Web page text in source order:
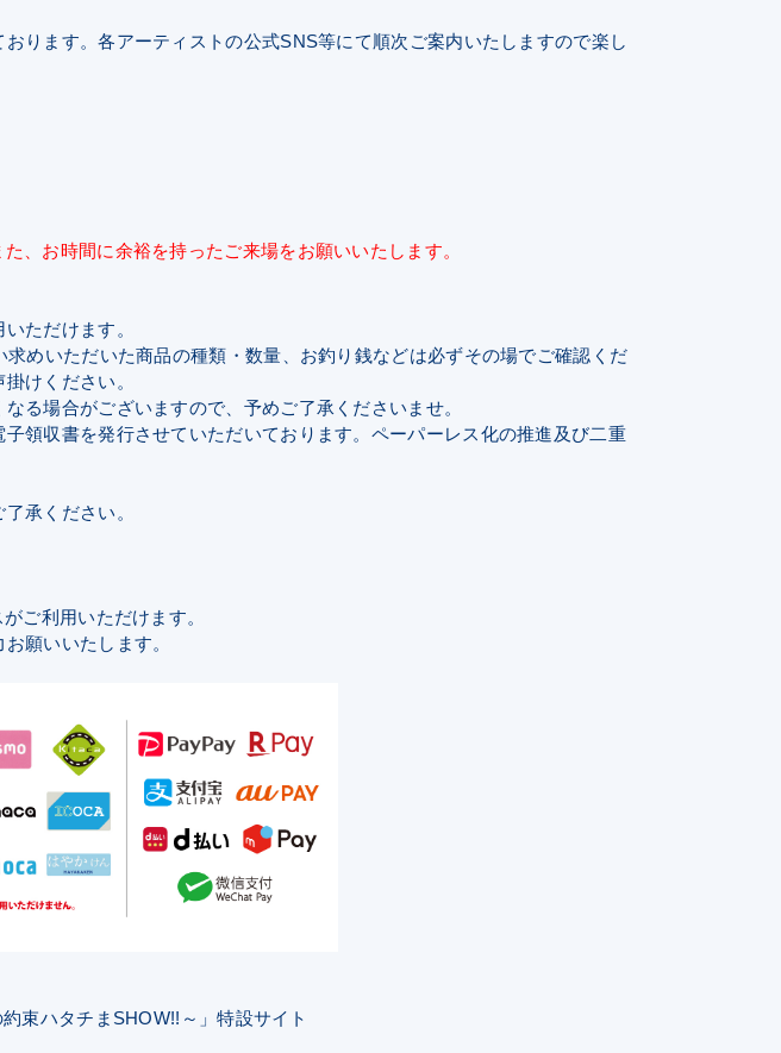
ります。各アーティストの公式SNS等にて順次ご案内いたしますので楽し
、お時間に余裕を持ったご来場をお願いいたします。
ただけます。
めいただいた商品の種類・数量、お釣り銭などは必ずその場でご確認くだ
けください。
る場合がございますので、予めご了承くださいませ。
領収書を発行させていただいております。ペーパーレス化の推進及び二重
承ください。
ご利用いただけます。
願いいたします。
束ハタチまSHOW!!～」特設サイト